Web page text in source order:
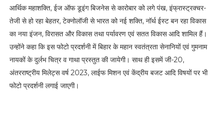
आर्थिक महाशक्ति, ईज ऑफ डूइंग बिजनेस से कारोबार को लगे पंख, इंफ्रास्ट्रक्चर-
तेजी से हो रहा बेहतर, टेक्नोलॉजी से भारत को नई शक्ति, नॉर्थ ईस्ट बन रहा विकास
का नया इंजन, विरासत और विकास तथा पर्यावरण एवं सतत विकास आदि शामिल हैं।
उन्होंने कहा कि इस फोटो प्रदर्शनी में बिहार के महान स्वतंत्रता सेनानियों एवं गुमनाम
नायकों के दुर्लभ चित्र व गाथा प्रस्तुत की जायेगी। साथ ही इसमें जी-20,
अंतरराष्ट्रीय मिलेट्स वर्ष 2023, लाईफ मिशन एवं केंद्रीय बजट आदि विषयों पर भी
फोटो प्रदर्शनी लगाई जाएगी।